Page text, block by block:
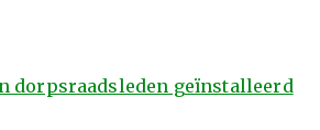
dorpsraadsleden geïnstalleerd